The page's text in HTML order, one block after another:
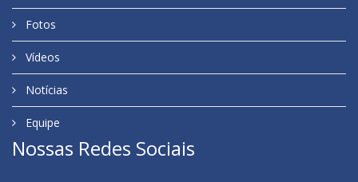
Fotos
Vídeos
Notícias
Equipe
Nossas Redes Sociais